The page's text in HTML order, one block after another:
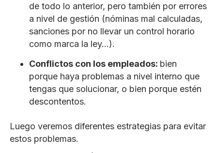
de todo lo anterior, pero también por errores
a nivel de gestión (nóminas mal calculadas,
sanciones por no llevar un control horario
como marca la ley…).
Conflictos con los empleados: bien
porque haya problemas a nivel interno que
tengas que solucionar, o bien porque estén
descontentos.
Luego veremos diferentes estrategias para evitar
estos problemas.